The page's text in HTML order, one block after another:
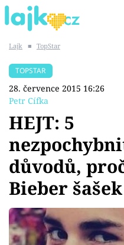
SHOPAHOLICADEL
Témata
Showbyznys
Youtubeři
Virály
Lajk ■ TopStar
TOPSTAR
28. července 2015 16:26
Petr Cífka
HEJT: 5
důvodů,
Bieber šašek